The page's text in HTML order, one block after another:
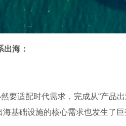
海：
要适配时代需求，完成从“产品
基础设施的核心需求也发生了巨